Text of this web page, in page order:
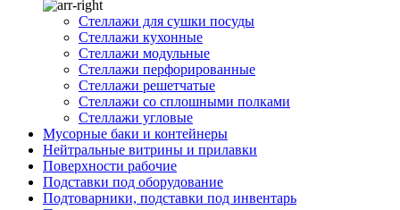
Стеллажи для сушки посуды
Стеллажи кухонные
Стеллажи модульные
Стеллажи перфорированные
Стеллажи решетчатые
Стеллажи со сплошными полками
Стеллажи угловые
Мусорные баки и контейнеры
Нейтральные витрины и прилавки
Поверхности рабочие
Подставки под оборудование
Подтоварники, подставки под инвентарь